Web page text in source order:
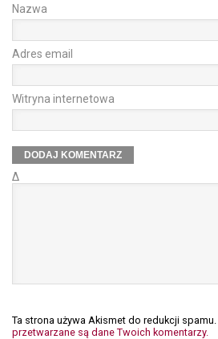
Nazwa
Adres email
Witryna internetowa
Δ
Ta strona używa Akismet do redukcji spamu.
przetwarzane są dane Twoich komentarzy.